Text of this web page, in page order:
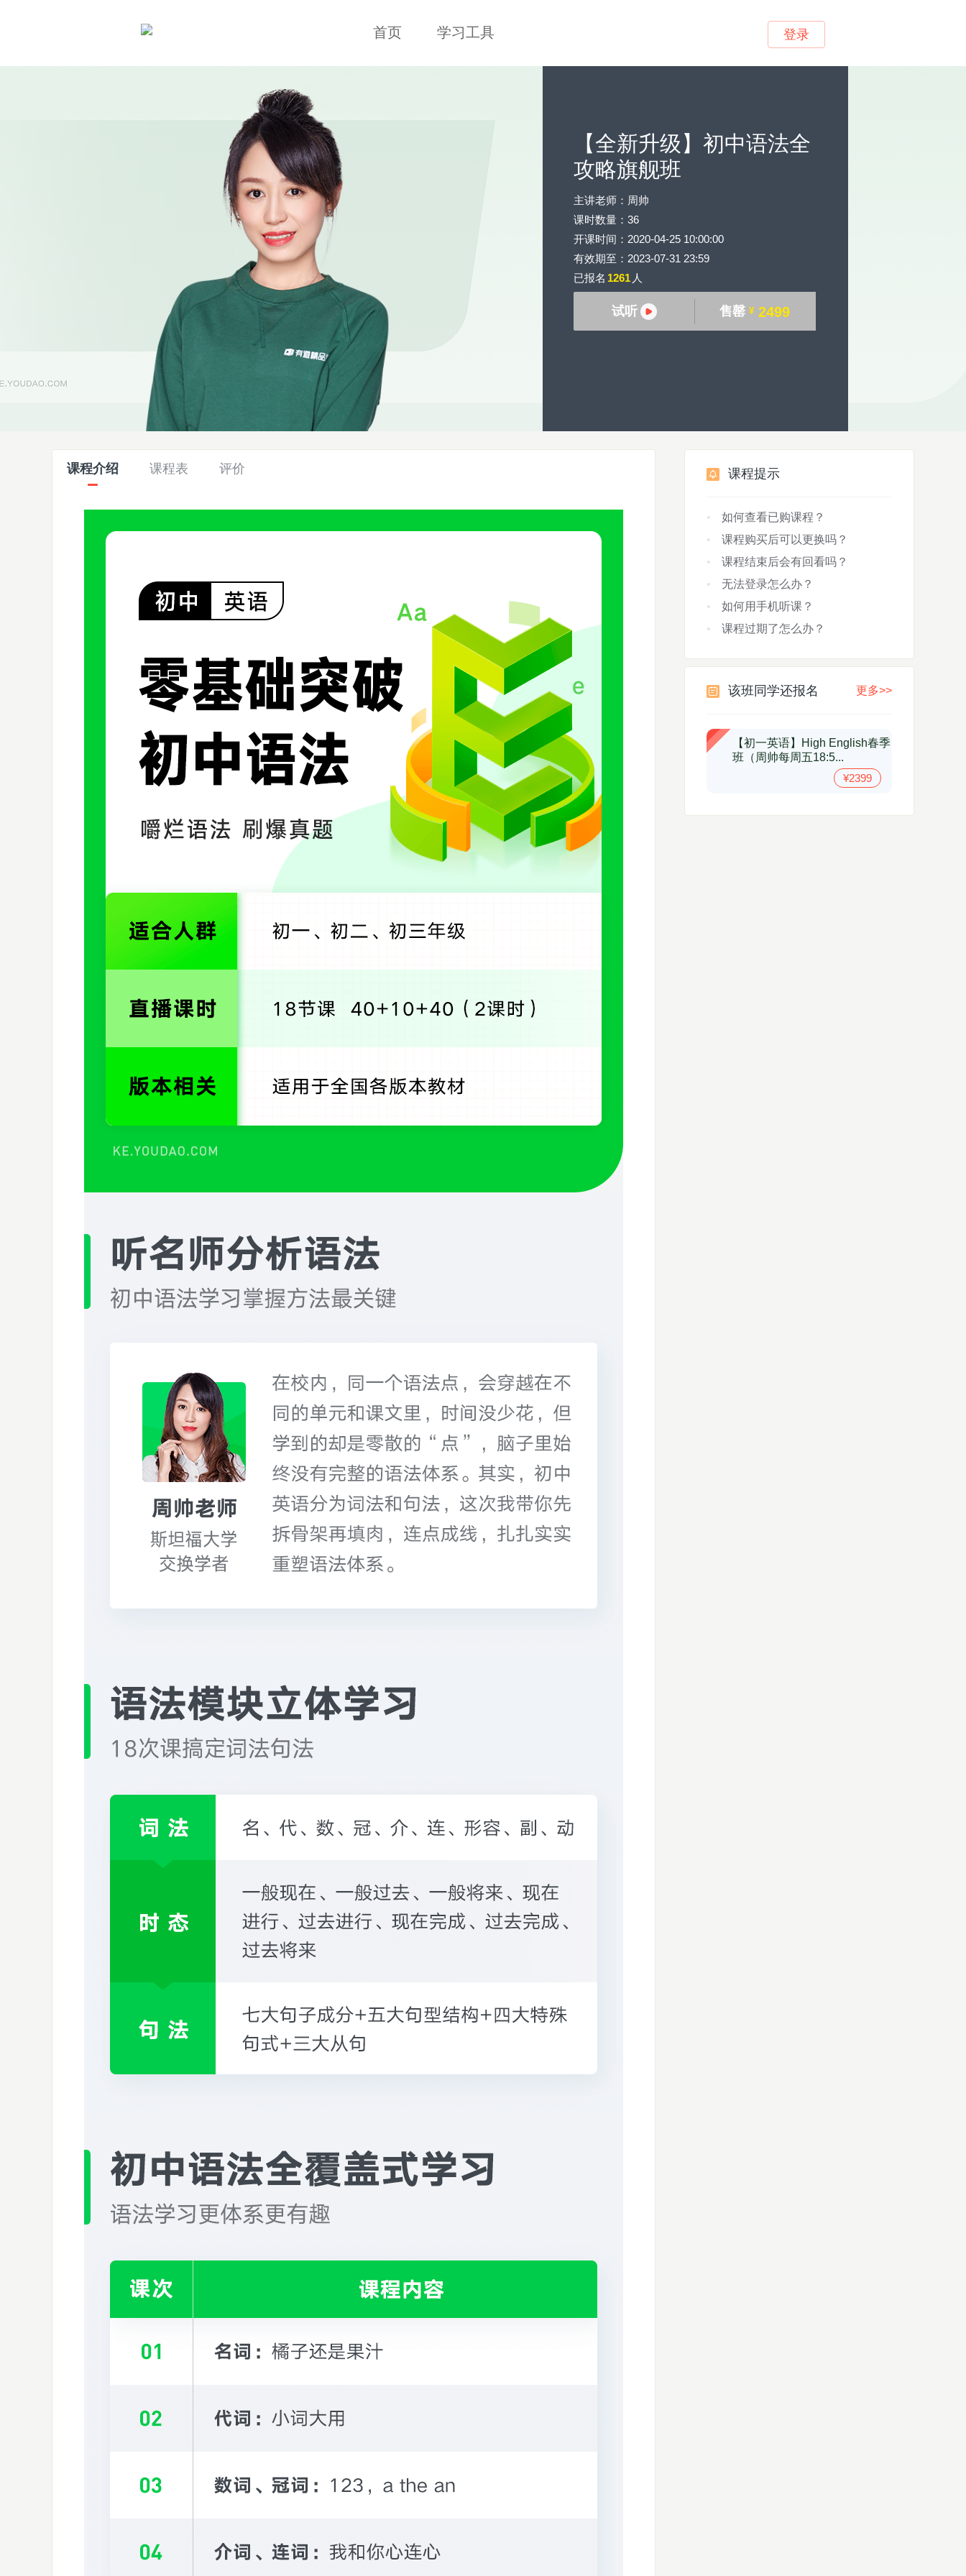
首页 学习工具 登录
【全新升级】初中语法全
攻略旗舰班
主讲老师：周帅
课时数量：36
开课时间：2020-04-25 10:00:00
有效期至：2023-07-31 23:59
已报名 1261 人
试听 售罄¥ 2499
课程介绍 课程表 评价 课程提示
如何查看已购课程？
课程购买后可以更换吗？
课程结束后会有回看吗？
无法登录怎么办？
如何用手机听课？
课程过期了怎么办？
该班同学还报名 更多>>
【初一英语】High English春季
班（周帅每周五18:5...
¥2399